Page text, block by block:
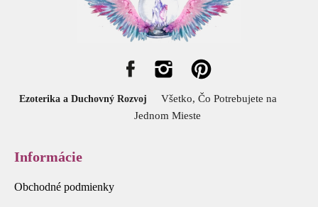
Ezoterika a Duchovný Rozvoj
Všetko, Čo Potrebujete na
Jednom Mieste
Informácie
Obchodné podmienky